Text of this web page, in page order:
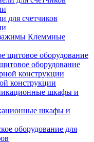
для счетчиков
Клеммные
оборудование
конструкции
шкафы и